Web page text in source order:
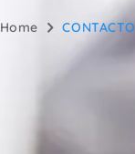
Home CONTACTO